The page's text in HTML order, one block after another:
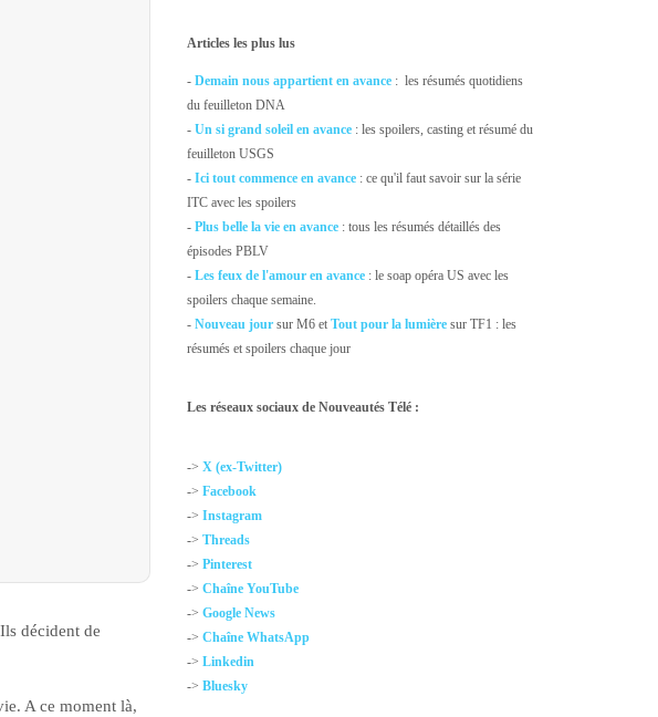
décident de
A ce moment là,
Articles les plus lus
-Demain nous appartient en avance : les résumés quotidiens
du feuilleton DNA
-Un si grand soleil en avance : les spoilers, casting et résumé du
feuilleton USGS
-Ici tout commence en avance : ce qu'il faut savoir sur la série
ITC avec les spoilers
- Plus belle la vie en avance : tous les résumés détaillés des
épisodes PBLV
-Les feux de l'amour en avance : le soap opéra US avec les
spoilers chaque semaine.
-Nouveau jour sur M6 etTout pour la lumière sur TF1 : les
résumés et spoilers chaque jour
Les réseaux sociaux de Nouveautés Télé :
->X (ex-Twitter)
->Facebook
->Instagram
->Threads
->Pinterest
->Chaîne YouTube
->Google News
->Chaîne WhatsApp
->Linkedin
->Bluesky